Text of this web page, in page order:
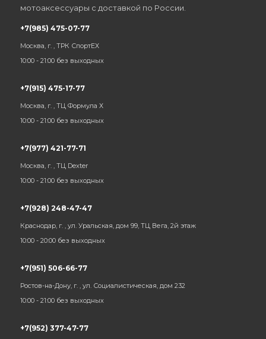
мотоаксессуары с доставкой по России.
+7(985) 475-07-77
Москва, г. , ТРК СпортЕХ
10:00 - 21:00 без выходных
+7(915) 475-17-77
Москва, г. , ТЦ Формула Х
10:00 - 21:00 без выходных
+7(977) 421-77-71
Москва, г. , ТЦ Dexter
10:00 - 21:00 без выходных
+7(928) 248-47-47
Краснодар, г. , ул. Уральская, дом 99, ТЦ Вега, 2й этаж
10:00 - 20:00 без выходных
+7(951) 506-66-77
Ростов-на-Дону, г. , ул. Социалистическая, дом 232
10:00 - 21:00 без выходных
+7(952) 377-47-77